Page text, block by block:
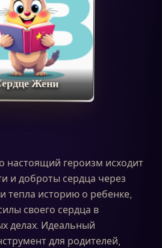
Жени
настоящий героизм исходит
и доброты сердца через
тепла историю о ребенке,
своего сердца в
делах. Идеальный
для родителей,